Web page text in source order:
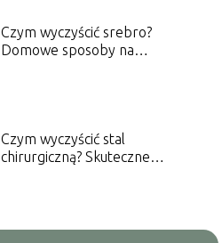
Czym wyczyścić srebro?
Domowe sposoby na
Czym wyczyścić stal
chirurgiczną? Skuteczne